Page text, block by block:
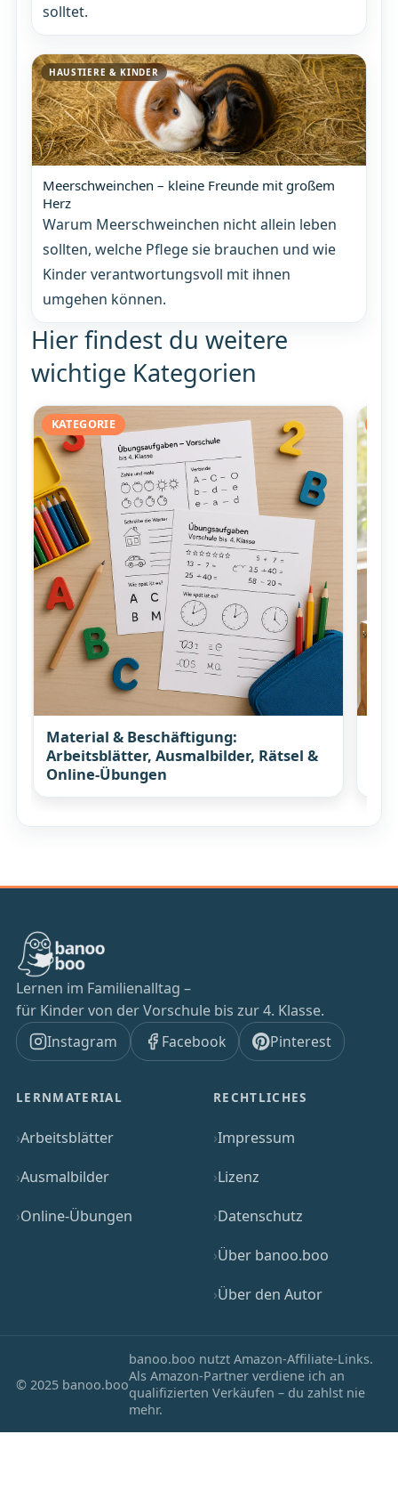
solltet.
HAUSTIERE & KINDER
Meerschweinchen – kleine Freunde mit großem
Herz
Warum Meerschweinchen nicht allein leben
sollten, welche Pflege sie brauchen und wie
Kinder verantwortungsvoll mit ihnen
umgehen können.
Hier findest du weitere
wichtige Kategorien
KATEGORIE
Material & Beschäftigung:
Arbeitsblätter, Ausmalbilder, Rätsel &
Online-Übungen
Lernen im Familienalltag –
für Kinder von der Vorschule bis zur 4. Klasse.
Instagram
Facebook Pinterest
LERNMATERIAL
Arbeitsblätter
Ausmalbilder
Online-Übungen
RECHTLICHES
Impressum
Lizenz
Datenschutz
Über banoo.boo
Über den Autor
© 2025 banoo.boo
banoo.boo nutzt Amazon-Affiliate-Links.
Als Amazon-Partner verdiene ich an
qualifizierten Verkäufen – du zahlst nie
mehr.